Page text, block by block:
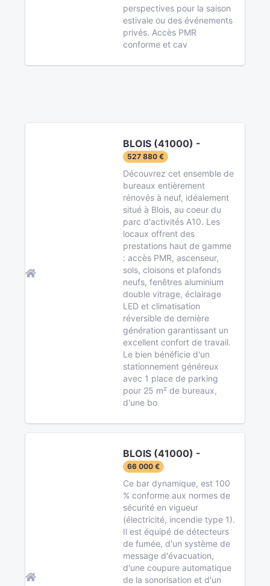
perspectives pour la saison
estivale ou des événements
privés. Accès PMR
conforme et cav
BLOIS (41000) -
527 880 €
Découvrez cet ensemble de
bureaux entièrement
rénovés à neuf, idéalement
situé à Blois, au coeur du
parc d'activités A10. Les
locaux offrent des
prestations haut de gamme
: accès PMR, ascenseur,
sols, cloisons et plafonds
neufs, fenêtres aluminium
double vitrage, éclairage
LED et climatisation
réversible de dernière
génération garantissant un
excellent confort de travail.
Le bien bénéficie d'un
stationnement généreux
avec 1 place de parking
pour 25 m² de bureaux,
d'une bo
BLOIS (41000) -
66 000 €
Ce bar dynamique, est 100
% conforme aux normes de
sécurité en vigueur
(électricité, incendie type 1).
Il est équipé de détecteurs
de fumée, d'un système de
message d'évacuation,
d'une coupure automatique
de la sonorisation et d'un